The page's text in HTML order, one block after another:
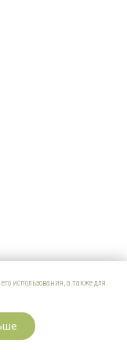
использования, а также для